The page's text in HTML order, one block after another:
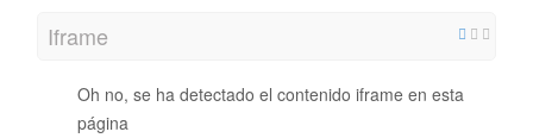
Iframe
Oh no, se ha detectado el contenido iframe en esta
página